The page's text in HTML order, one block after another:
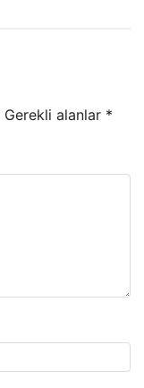
Gerekli alanlar *